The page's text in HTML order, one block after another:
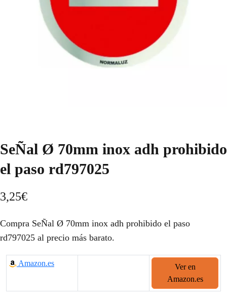
SeÑal Ø 70mm inox adh prohibido
el paso rd797025
3,25€
Compra SeÑal Ø 70mm inox adh prohibido el paso
rd797025 al precio más barato.
Amazon.es
Ver en
Amazon.es